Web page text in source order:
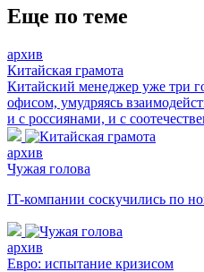
Еще по теме
архив
Китайская грамота
Китайский менеджер уже три
офисом, умудряясь
и с россиянами, и с
архив
Чужая голова
IT-компании соскучились по
архив
Евро: испытание кризисом